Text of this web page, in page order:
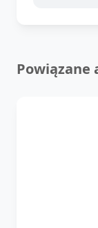
Powiązane